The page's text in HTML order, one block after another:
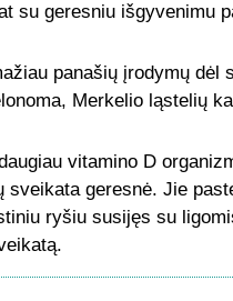
su geresniu išgyvenimu
panašių įrodymų dėl
Merkelio ląstelių
vitamino D
sveikata geresnė. Jie
ryšiu susijęs su